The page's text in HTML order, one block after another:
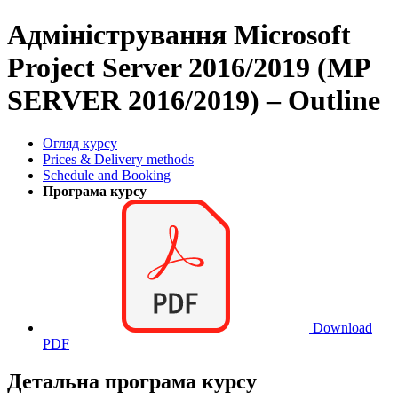
Адміністрування Microsoft
Project Server 2016/2019 (MP
SERVER 2016/2019) – Outline
Огляд курсу
Prices & Delivery methods
Schedule and Booking
Програма курсу
Download
PDF
Детальна програма курсу